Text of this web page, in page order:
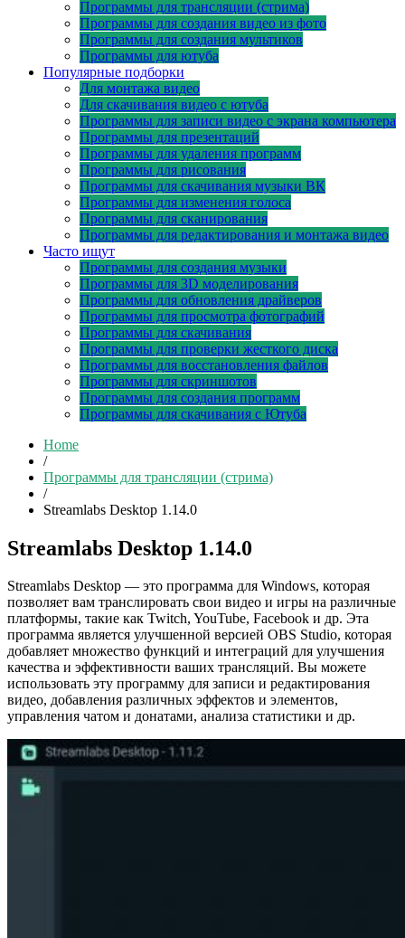
Программы для трансляции (стрима)
Программы для создания видео из фото
Программы для создания мультиков
Программы для ютуба
Популярные подборки
Для монтажа видео
Для скачивания видео с ютуба
Программы для записи видео с экрана компьютера
Программы для презентаций
Программы для удаления программ
Программы для рисования
Программы для скачивания музыки ВК
Программы для изменения голоса
Программы для сканирования
Программы для редактирования и монтажа видео
Часто ищут
Программы для создания музыки
Программы для 3D моделирования
Программы для обновления драйверов
Программы для просмотра фотографий
Программы для скачивания
Программы для проверки жесткого диска
Программы для восстановления файлов
Программы для скриншотов
Программы для создания программ
Программы для скачивания с Ютуба
Home
/
Программы для трансляции (стрима)
/
Streamlabs Desktop 1.14.0
Streamlabs Desktop 1.14.0
Streamlabs Desktop — это программа для Windows, которая
позволяет вам транслировать свои видео и игры на различные
платформы, такие как Twitch, YouTube, Facebook и др. Эта
программа является улучшенной версией OBS Studio, которая
добавляет множество функций и интеграций для улучшения
качества и эффективности ваших трансляций. Вы можете
использовать эту программу для записи и редактирования
видео, добавления различных эффектов и элементов,
управления чатом и донатами, анализа статистики и др.